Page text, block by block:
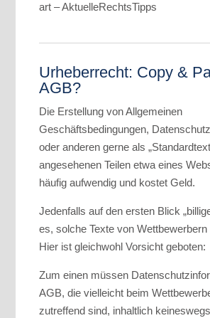
art – AktuelleRechtsTipps
Urheberrecht: Copy &
AGB?
Die Erstellung von Allgemeinen
Geschäftsbedingungen,
oder anderen gerne als
angesehenen Teilen etwa eines
häufig aufwendig und kostet Geld.
Jedenfalls auf den ersten Blick
es, solche Texte von
Hier ist gleichwohl Vorsicht geboten:
Zum einen müssen
AGB, die vielleicht beim
zutreffend sind, inhaltlich